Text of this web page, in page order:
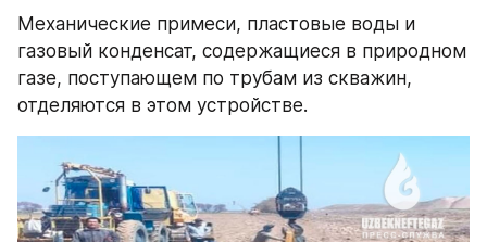
Механические примеси, пластовые воды и
газовый конденсат, содержащиеся в природном
газе, поступающем по трубам из скважин,
отделяются в этом устройстве.